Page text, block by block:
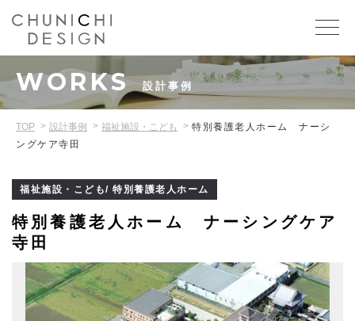
WORKS 設計事例
TOP 設計事例 福祉施設・こども
特別養護老人ホーム ナーシ
ングケア寺田
福祉施設・こども/ 特別養護老人ホーム
特別養護老人ホーム ナーシングケア
寺田